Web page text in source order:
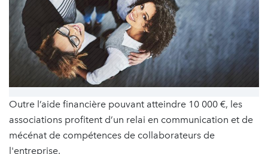
Outre l’aide financière pouvant atteindre 10 000 €, les
associations profitent d’un relai en communication et de
mécénat de compétences de collaborateurs de
l'entreprise.